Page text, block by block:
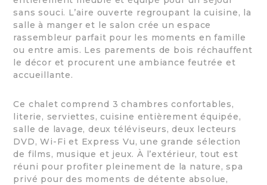
sans souci. L’aire ouverte regroupant la cuisine, la
salle à manger et le salon crée un espace
rassembleur parfait pour les moments en famille
ou entre amis. Les parements de bois réchauffent
le décor et procurent une ambiance feutrée et
accueillante.
Ce chalet comprend 3 chambres confortables,
literie, serviettes, cuisine entièrement équipée,
salle de lavage, deux téléviseurs, deux lecteurs
DVD, Wi-Fi et Express Vu, une grande sélection
de films, musique et jeux. À l’extérieur, tout est
réuni pour profiter pleinement de la nature, spa
privé pour des moments de détente absolue,